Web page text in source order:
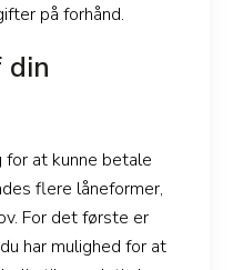
på forhånd.
din
for at kunne betale
flere låneformer,
For det første er
har mulighed for at